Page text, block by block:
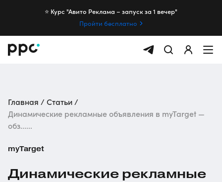
⭐️ Курс "Авито Реклама – запуск за 1 вечер"
Пройти бесплатно
Главная
Статьи
Динамические рекламные объявления в myTarget —
обз......
myTarget
Динамические рекламные